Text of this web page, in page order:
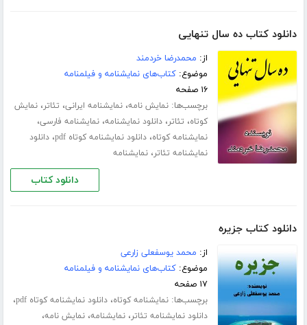
دانلود کتاب ده سال تنهایی
از: محمدرضا خردمند
موضوع:کتاب‌های نمایشنامه و فیلمنامه
۱۶ صفحه
برچسب‌ها:نمایش نامه،نمایشنامه ایرانی، تئاتر،نمایش
کوتاه، تئاتر،دانلود نمایشنامه،نمایشنامه فارسی،
نمایشنامه کوتاه،دانلود نمایشنامه کوتاه pdf ،دانلود
نمایشنامه تئاتر،نمایشنامه
دانلود کتاب
دانلود کتاب جزیره
از: محمد یوسفعلی زارعی
موضوع:کتاب‌های نمایشنامه و فیلمنامه
۱۷ صفحه
برچسب‌ها:نمایشنامه کوتاه،دانلود نمایشنامه کوتاه pdf ،
دانلود نمایشنامه تئاتر،نمایشنامه،نمایش نامه،